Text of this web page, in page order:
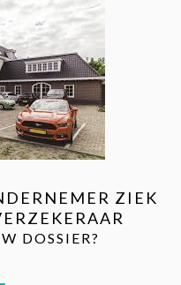
ZIEK
DOSSIER?